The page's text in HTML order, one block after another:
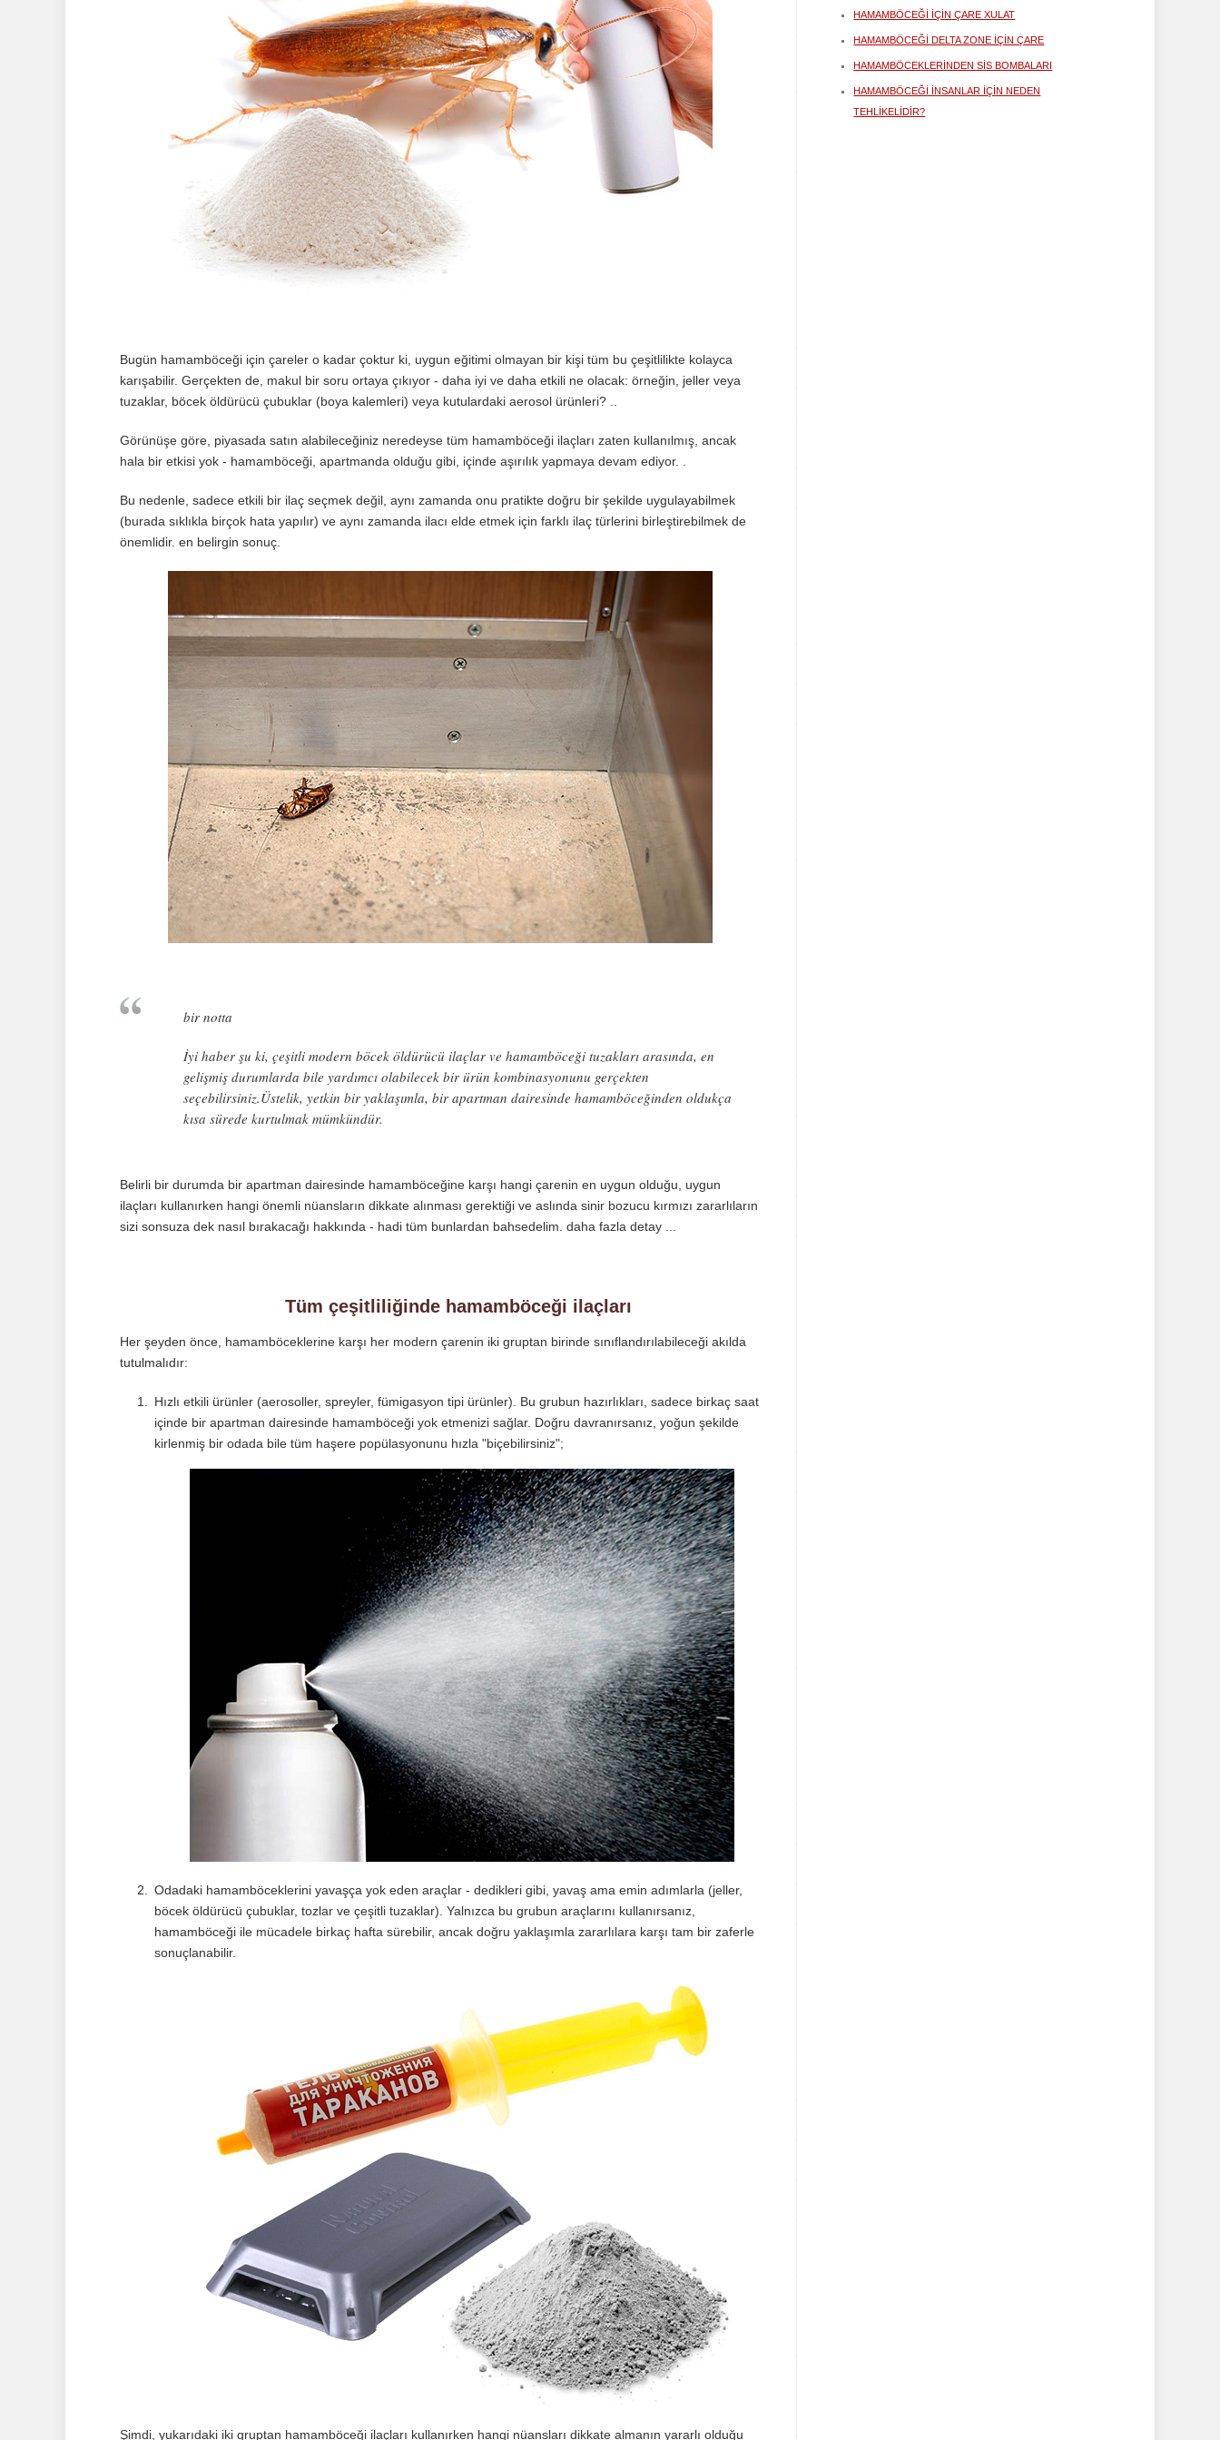
Bugün hamamböceği için çareler o kadar çoktur ki, uygun eğitimi olmayan bir kişi tüm bu çeşitlilikte kolayca
karışabilir. Gerçekten de, makul bir soru ortaya çıkıyor - daha iyi ve daha etkili ne olacak: örneğin, jeller veya
tuzaklar, böcek öldürücü çubuklar (boya kalemleri) veya kutulardaki aerosol ürünleri? ..
Görünüşe göre, piyasada satın alabileceğiniz neredeyse tüm hamamböceği ilaçları zaten kullanılmış, ancak
hala bir etkisi yok - hamamböceği, apartmanda olduğu gibi, içinde aşırılık yapmaya devam ediyor. .
Bu nedenle, sadece etkili bir ilaç seçmek değil, aynı zamanda onu pratikte doğru bir şekilde uygulayabilmek
(burada sıklıkla birçok hata yapılır) ve aynı zamanda ilacı elde etmek için farklı ilaç türlerini birleştirebilmek de
önemlidir. en belirgin sonuç.
bir notta
İyi haber şu ki, çeşitli modern böcek öldürücü ilaçlar ve hamamböceği tuzakları arasında, en
gelişmiş durumlarda bile yardımcı olabilecek bir ürün kombinasyonunu gerçekten
seçebilirsiniz.Üstelik, yetkin bir yaklaşımla, bir apartman dairesinde hamamböceğinden oldukça
kısa sürede kurtulmak mümkündür.
Belirli bir durumda bir apartman dairesinde hamamböceğine karşı hangi çarenin en uygun olduğu, uygun
ilaçları kullanırken hangi önemli nüansların dikkate alınması gerektiği ve aslında sinir bozucu kırmızı zararlıların
sizi sonsuza dek nasıl bırakacağı hakkında - hadi tüm bunlardan bahsedelim. daha fazla detay ...
Tüm çeşitliliğinde hamamböceği ilaçları
Her şeyden önce, hamamböceklerine karşı her modern çarenin iki gruptan birinde sınıflandırılabileceği akılda
tutulmalıdır:
Hızlı etkili ürünler (aerosoller, spreyler, fümigasyon tipi ürünler). Bu grubun hazırlıkları, sadece birkaç saat
içinde bir apartman dairesinde hamamböceği yok etmenizi sağlar. Doğru davranırsanız, yoğun şekilde
kirlenmiş bir odada bile tüm haşere popülasyonunu hızla "biçebilirsiniz";
Odadaki hamamböceklerini yavaşça yok eden araçlar - dedikleri gibi, yavaş ama emin adımlarla (jeller,
böcek öldürücü çubuklar, tozlar ve çeşitli tuzaklar). Yalnızca bu grubun araçlarını kullanırsanız,
hamamböceği ile mücadele birkaç hafta sürebilir, ancak doğru yaklaşımla zararlılara karşı tam bir zaferle
sonuçlanabilir.
Şimdi, yukarıdaki iki gruptan hamamböceği ilaçları kullanırken hangi nüansları dikkate almanın yararlı olduğu
HAMAMBÖCEĞI IÇIN ÇARE XULAT
HAMAMBÖCEĞI DELTA ZONE IÇIN ÇARE
HAMAMBÖCEKLERINDEN SIS BOMBALARI
HAMAMBÖCEĞI INSANLAR IÇIN NEDEN
TEHLIKELIDIR?